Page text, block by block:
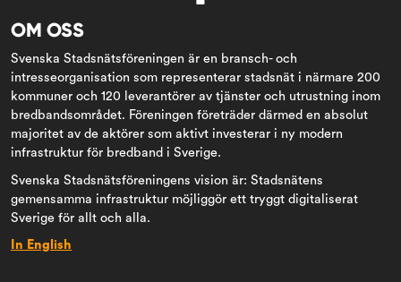
OM OSS
Svenska Stadsnätsföreningen är en bransch- och
intresseorganisation som representerar stadsnät i närmare 200
kommuner och 120 leverantörer av tjänster och utrustning inom
bredbandsområdet. Föreningen företräder därmed en absolut
majoritet av de aktörer som aktivt investerar i ny modern
infrastruktur för bredband i Sverige.
Svenska Stadsnätsföreningens vision är: Stadsnätens
gemensamma infrastruktur möjliggör ett tryggt digitaliserat
Sverige för allt och alla.
In English